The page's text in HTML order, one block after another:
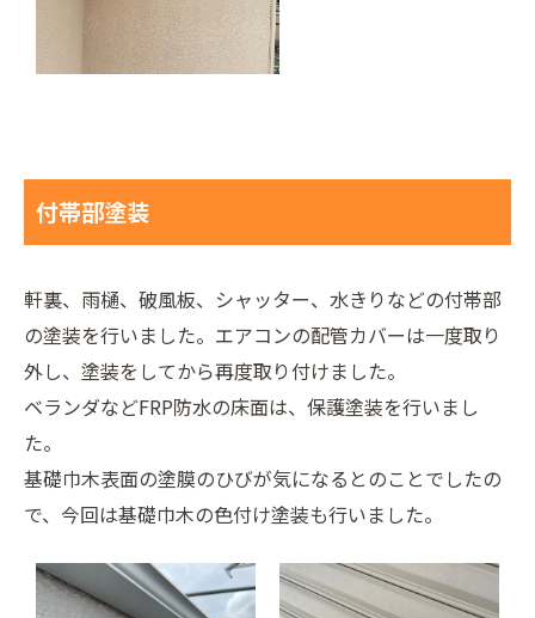
付帯部塗装
軒裏、雨樋、破風板、シャッター、水きりなどの付帯部
の塗装を行いました。エアコンの配管カバーは一度取り
外し、塗装をしてから再度取り付けました。
ベランダなどFRP防水の床面は、保護塗装を行いまし
た。
基礎巾木表面の塗膜のひびが気になるとのことでしたの
で、今回は基礎巾木の色付け塗装も行いました。